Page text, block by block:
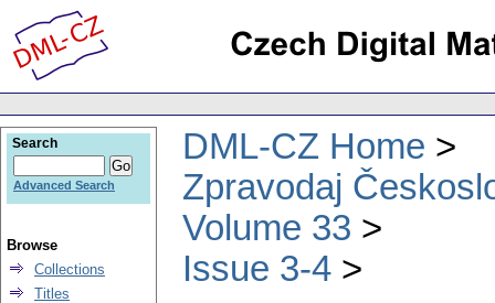
DML-CZ Home
Zpravodaj
Volume 33
Issue 3-4
Search
Advanced Search
Browse
Collections
Titles